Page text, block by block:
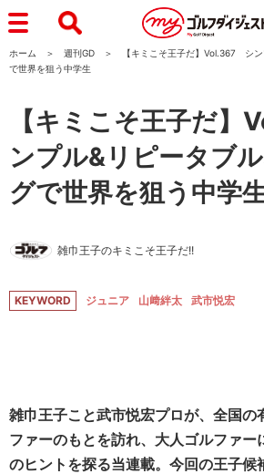
ホーム 週刊GD
【キミこそ王子だ】Vol.367 シ
で世界を狙う中学生
【キミこそ王子だ
ンプル&リピータブ
グで世界を狙う中学
雑巾王子のキミこそ王子だ!!
KEYWORD ジュニア 山﨑絆太 武市悦宏
雑巾王子こと武市悦宏プロが、全国の
ファーのもとを訪れ、大人ゴルファー
のヒントを探る当連載。今回の王子候